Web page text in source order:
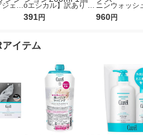
ェル
ンの
oエシカル】訳あり K
envue ジョンソンボ
ml 1個
391円
ニンウォッシ
マルスキン マ
960円
イテム